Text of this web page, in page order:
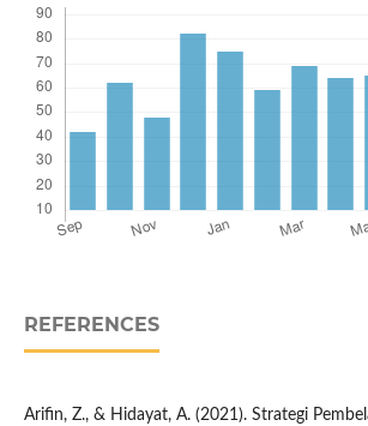
REFERENCES
Arifin, Z., & Hidayat, A. (2021). Strategi